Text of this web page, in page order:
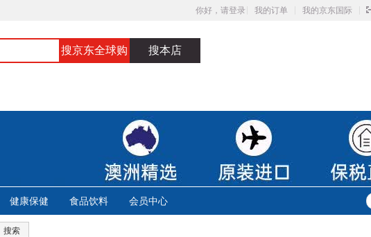
你好，请登录 我的订单 我的京东国际
搜京东全球购 搜本店
健康保健 食品饮料 会员中心
搜索